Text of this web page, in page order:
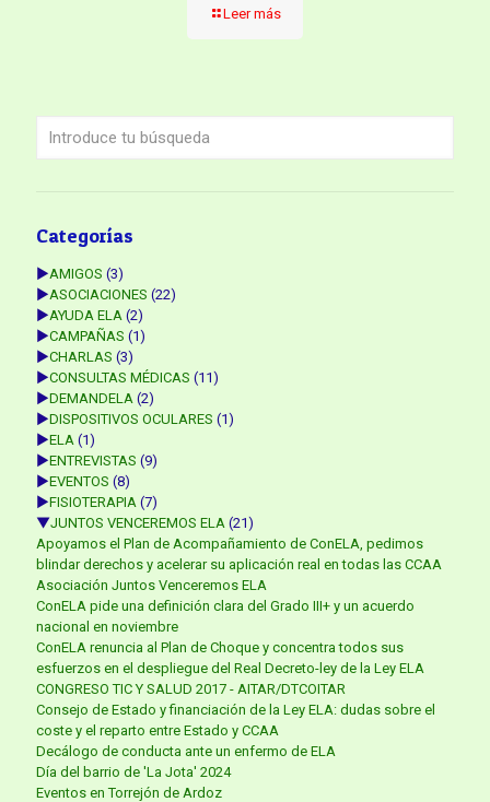
Leer más
Categorías
►AMIGOS (3)
►ASOCIACIONES (22)
►AYUDA ELA (2)
►CAMPAÑAS (1)
►CHARLAS (3)
►CONSULTAS MÉDICAS (11)
►DEMANDELA (2)
►DISPOSITIVOS OCULARES (1)
►ELA (1)
►ENTREVISTAS (9)
►EVENTOS (8)
►FISIOTERAPIA (7)
▼JUNTOS VENCEREMOS ELA (21)
Apoyamos el Plan de Acompañamiento de ConELA, pedimos
blindar derechos y acelerar su aplicación real en todas las CCAA
Asociación Juntos Venceremos ELA
ConELA pide una definición clara del Grado III+ y un acuerdo
nacional en noviembre
ConELA renuncia al Plan de Choque y concentra todos sus
esfuerzos en el despliegue del Real Decreto-ley de la Ley ELA
CONGRESO TIC Y SALUD 2017 - AITAR/DTCOITAR
Consejo de Estado y financiación de la Ley ELA: dudas sobre el
coste y el reparto entre Estado y CCAA
Decálogo de conducta ante un enfermo de ELA
Día del barrio de 'La Jota' 2024
Eventos en Torrejón de Ardoz